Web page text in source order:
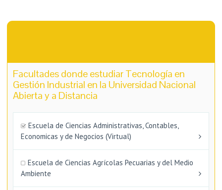
Facultades donde estudiar Tecnología en
Gestión Industrial en la Universidad Nacional
Abierta y a Distancia
Escuela de Ciencias Administrativas, Contables,
Economicas y de Negocios (Virtual)
Escuela de Ciencias Agrícolas Pecuarias y del Medio
Ambiente